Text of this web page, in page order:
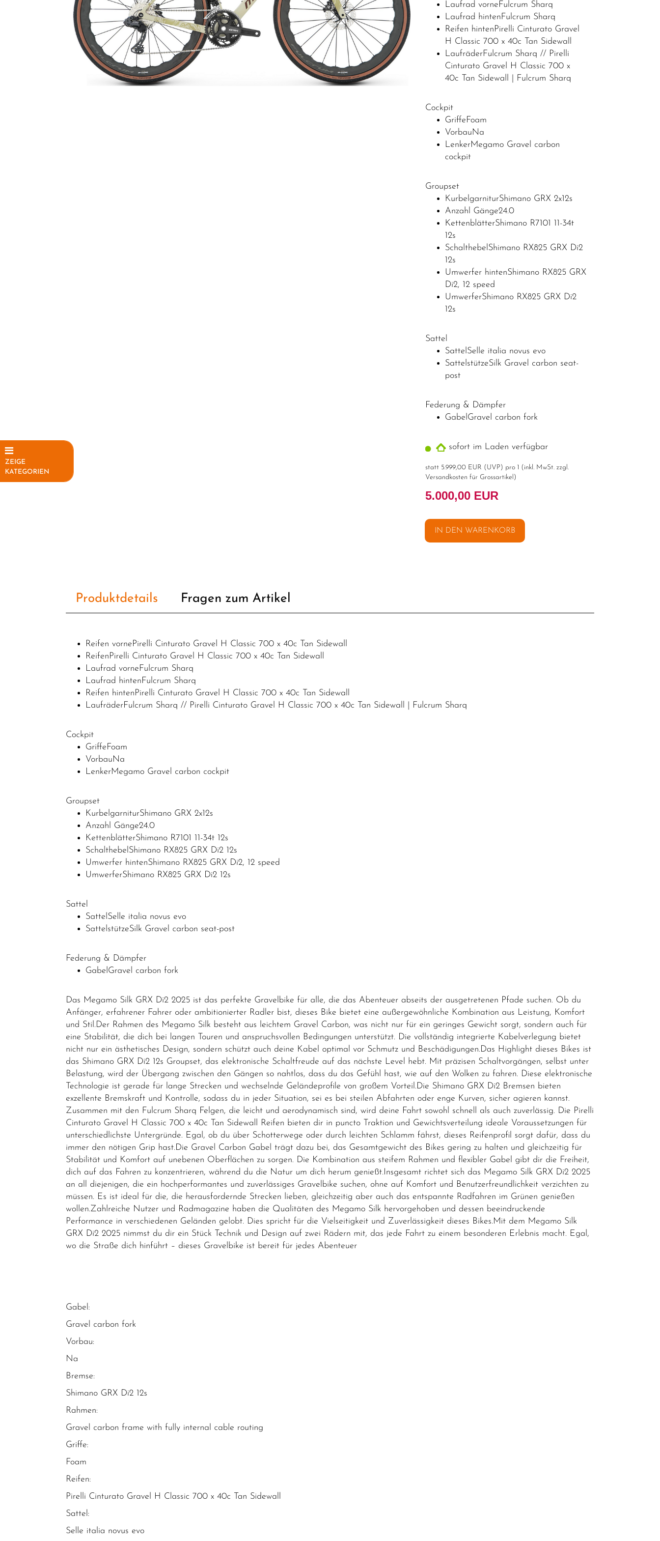
ZEIGE
KATEGORIEN
Laufrad vorneFulcrum Sharq
Laufrad hintenFulcrum Sharq
Reifen hintenPirelli Cinturato Gravel
H Classic 700 x 40c Tan Sidewall
LaufräderFulcrum Sharq // Pirelli
Cinturato Gravel H Classic 700 x
40c Tan Sidewall | Fulcrum Sharq
Cockpit
GriffeFoam
VorbauNa
LenkerMegamo Gravel carbon
cockpit
Groupset
KurbelgarniturShimano GRX 2x12s
Anzahl Gänge24.0
KettenblätterShimano R7101 11-34t
12s
SchalthebelShimano RX825 GRX Di2
12s
Umwerfer hintenShimano RX825 GRX
Di2, 12 speed
UmwerferShimano RX825 GRX Di2
12s
Sattel
SattelSelle italia novus evo
SattelstützeSilk Gravel carbon seat-
post
Federung & Dämpfer
GabelGravel carbon fork
sofort im Laden verfügbar
statt 5.999,00 EUR ( UVP ) pro 1 (inkl. MwSt. zzgl.
Versandkosten für Grossartikel )
5.000,00 EUR
IN DEN WARENKORB
Produktdetails Fragen zum Artikel
Reifen vornePirelli Cinturato Gravel H Classic 700 x 40c Tan Sidewall
ReifenPirelli Cinturato Gravel H Classic 700 x 40c Tan Sidewall
Laufrad vorneFulcrum Sharq
Laufrad hintenFulcrum Sharq
Reifen hintenPirelli Cinturato Gravel H Classic 700 x 40c Tan Sidewall
LaufräderFulcrum Sharq // Pirelli Cinturato Gravel H Classic 700 x 40c Tan Sidewall | Fulcrum Sharq
Cockpit
GriffeFoam
VorbauNa
LenkerMegamo Gravel carbon cockpit
Groupset
KurbelgarniturShimano GRX 2x12s
Anzahl Gänge24.0
KettenblätterShimano R7101 11-34t 12s
SchalthebelShimano RX825 GRX Di2 12s
Umwerfer hintenShimano RX825 GRX Di2, 12 speed
UmwerferShimano RX825 GRX Di2 12s
Sattel
SattelSelle italia novus evo
SattelstützeSilk Gravel carbon seat-post
Federung & Dämpfer
GabelGravel carbon fork
Das Megamo Silk GRX Di2 2025 ist das perfekte Gravelbike für alle, die das Abenteuer abseits der ausgetretenen Pfade suchen. Ob du
Anfänger, erfahrener Fahrer oder ambitionierter Radler bist, dieses Bike bietet eine außergewöhnliche Kombination aus Leistung, Komfort
und Stil.Der Rahmen des Megamo Silk besteht aus leichtem Gravel Carbon, was nicht nur für ein geringes Gewicht sorgt, sondern auch für
eine Stabilität, die dich bei langen Touren und anspruchsvollen Bedingungen unterstützt. Die vollständig integrierte Kabelverlegung bietet
nicht nur ein ästhetisches Design, sondern schützt auch deine Kabel optimal vor Schmutz und Beschädigungen.Das Highlight dieses Bikes ist
das Shimano GRX Di2 12s Groupset, das elektronische Schaltfreude auf das nächste Level hebt. Mit präzisen Schaltvorgängen, selbst unter
Belastung, wird der Übergang zwischen den Gängen so nahtlos, dass du das Gefühl hast, wie auf den Wolken zu fahren. Diese elektronische
Technologie ist gerade für lange Strecken und wechselnde Geländeprofile von großem Vorteil.Die Shimano GRX Di2 Bremsen bieten
exzellente Bremskraft und Kontrolle, sodass du in jeder Situation, sei es bei steilen Abfahrten oder enge Kurven, sicher agieren kannst.
Zusammen mit den Fulcrum Sharq Felgen, die leicht und aerodynamisch sind, wird deine Fahrt sowohl schnell als auch zuverlässig. Die Pirelli
Cinturato Gravel H Classic 700 x 40c Tan Sidewall Reifen bieten dir in puncto Traktion und Gewichtsverteilung ideale Voraussetzungen für
unterschiedlichste Untergründe. Egal, ob du über Schotterwege oder durch leichten Schlamm fährst, dieses Reifenprofil sorgt dafür, dass du
immer den nötigen Grip hast.Die Gravel Carbon Gabel trägt dazu bei, das Gesamtgewicht des Bikes gering zu halten und gleichzeitig für
Stabilität und Komfort auf unebenen Oberflächen zu sorgen. Die Kombination aus steifem Rahmen und flexibler Gabel gibt dir die Freiheit,
dich auf das Fahren zu konzentrieren, während du die Natur um dich herum genießt.Insgesamt richtet sich das Megamo Silk GRX Di2 2025
an all diejenigen, die ein hochperformantes und zuverlässiges Gravelbike suchen, ohne auf Komfort und Benutzerfreundlichkeit verzichten zu
müssen. Es ist ideal für die, die herausfordernde Strecken lieben, gleichzeitig aber auch das entspannte Radfahren im Grünen genießen
wollen.Zahlreiche Nutzer und Radmagazine haben die Qualitäten des Megamo Silk hervorgehoben und dessen beeindruckende
Performance in verschiedenen Geländen gelobt. Dies spricht für die Vielseitigkeit und Zuverlässigkeit dieses Bikes.Mit dem Megamo Silk
GRX Di2 2025 nimmst du dir ein Stück Technik und Design auf zwei Rädern mit, das jede Fahrt zu einem besonderen Erlebnis macht. Egal,
wo die Straße dich hinführt – dieses Gravelbike ist bereit für jedes Abenteuer
Gabel:
Gravel carbon fork
Vorbau:
Na
Bremse:
Shimano GRX Di2 12s
Rahmen:
Gravel carbon frame with fully internal cable routing
Griffe:
Foam
Reifen:
Pirelli Cinturato Gravel H Classic 700 x 40c Tan Sidewall
Sattel:
Selle italia novus evo